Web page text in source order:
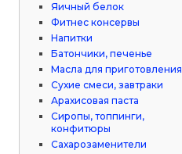
Яичный белок
Фитнес консервы
Напитки
Батончики, печенье
Масла для приготовления
Сухие смеси, завтраки
Арахисовая паста
Сиропы, топпинги,
конфитюры
Сахарозаменители